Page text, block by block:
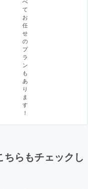
て
お
任
せ
の
プ
ラ
ン
も
あ
り
ま
す
！
らもチェックし